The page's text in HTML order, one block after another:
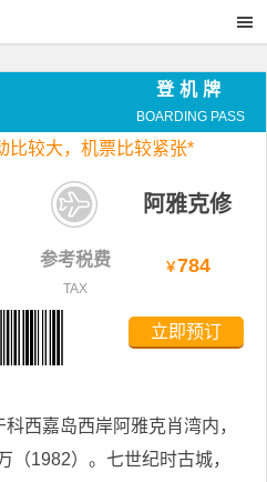
登机牌
BOARDING PASS
较大， 机票比较紧张*
阿雅克修
参考税费
TAX
￥784
立即预订
西嘉岛西岸阿雅克肖湾内，
（1982）。七世纪时古城，